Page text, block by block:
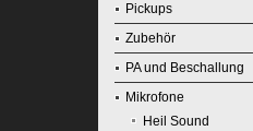
Pickups
Zubehör
PA und Beschallung
Mikrofone
Heil Sound